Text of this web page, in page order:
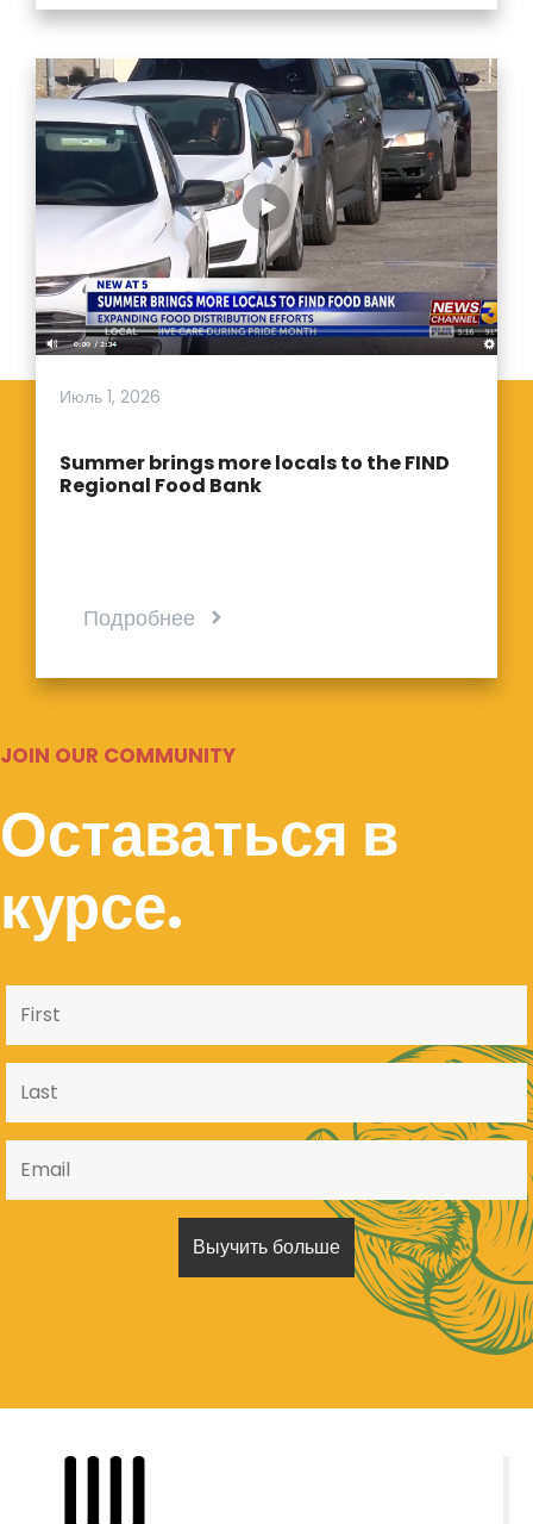
Июль 1, 2026
Summer brings more locals to the FIND
Regional Food Bank
Подробнее
JOIN OUR COMMUNITY
Оставаться в
курсе.